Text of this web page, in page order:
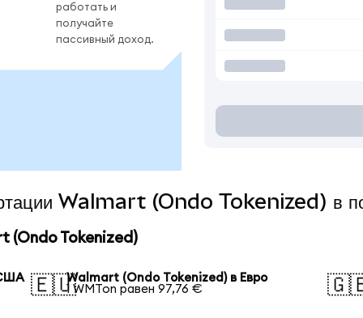
работать и
получайте
пассивный доход.
Walmart (Ondo Tokenized) в
(Ondo Tokenized)
🇪🇺Walmart (Ondo Tokenized) в Евро
1 WMTon равен 97,76 €